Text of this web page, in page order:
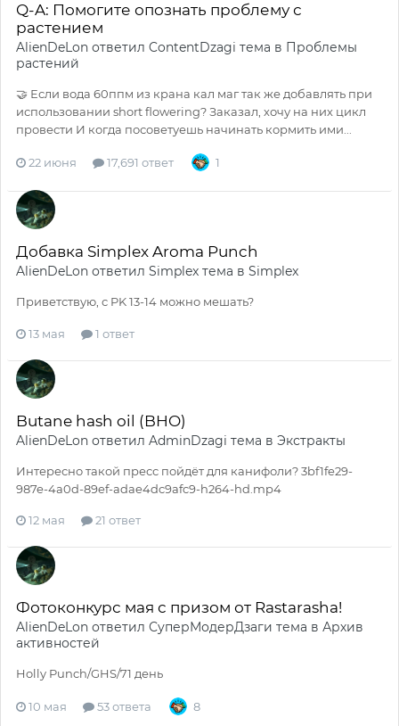
Q-A: Помогите опознать проблему с
растением
AlienDeLon ответил ContentDzagi тема в Проблемы
растений
🤝 Если вода 60ппм из крана кал маг так же добавлять при
использовании short flowering? Заказал, хочу на них цикл
провести И когда посоветуешь начинать кормить ими...
22 июня 17,691 ответ 1
Добавка Simplex Aroma Punch
AlienDeLon ответил Simplex тема в Simplex
Приветствую, с PK 13-14 можно мешать?
13 мая 1 ответ
Butane hash oil (BHO)
AlienDeLon ответил AdminDzagi тема в Экстракты
Интересно такой пресс пойдёт для канифоли? 3bf1fe29-
987e-4a0d-89ef-adae4dc9afc9-h264-hd.mp4
12 мая 21 ответ
Фотоконкурс мая с призом от Rastarasha!
AlienDeLon ответил СуперМодерДзаги тема в Архив
активностей
Holly Punch/GHS/71 день
10 мая 53 ответа 8